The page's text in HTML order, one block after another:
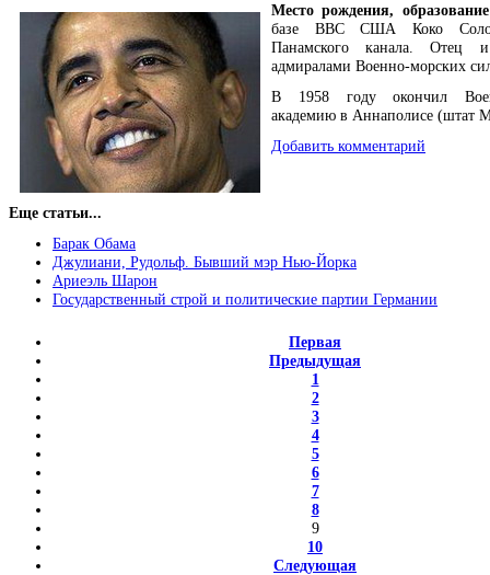
Место рождения, образование
базе ВВС США Коко
Панамского канала. Отец
адмиралами Военно-морских
В 1958 году окончил
академию в Аннаполисе (штат
Добавить комментарий
Еще статьи...
Барак Обама
Джулиани, Рудольф. Бывший мэр Нью-Йорка
Ариеэль Шарон
Государственный строй и политические партии Германии
Первая
Предыдущая
1
2
3
4
5
6
7
8
9
10
Следующая